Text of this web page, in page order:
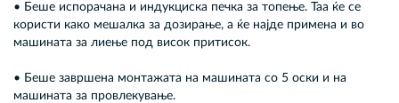
• Беше испорачана и индукциска печка за топење. Таа ќе се
користи како мешалка за дозирање, а ќе најде примена и во
машината за лиење под висок притисок.
• Беше завршена монтажата на машината со 5 оски и на
машината за провлекување.